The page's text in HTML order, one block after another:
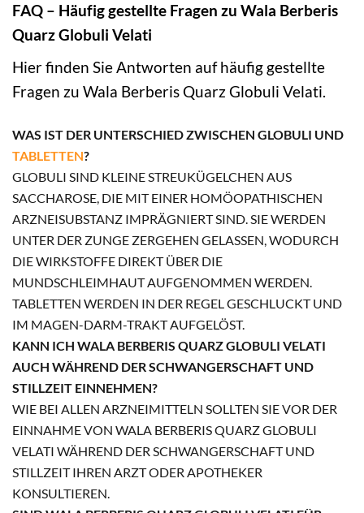
FAQ – Häufig gestellte Fragen zu Wala Berberis
Quarz Globuli Velati
Hier finden Sie Antworten auf häufig gestellte
Fragen zu Wala Berberis Quarz Globuli Velati.
WAS IST DER UNTERSCHIED ZWISCHEN GLOBULI UND
TABLETTEN?
GLOBULI SIND KLEINE STREUKÜGELCHEN AUS
SACCHAROSE, DIE MIT EINER HOMÖOPATHISCHEN
ARZNEISUBSTANZ IMPRÄGNIERT SIND. SIE WERDEN
UNTER DER ZUNGE ZERGEHEN GELASSEN, WODURCH
DIE WIRKSTOFFE DIREKT ÜBER DIE
MUNDSCHLEIMHAUT AUFGENOMMEN WERDEN.
TABLETTEN WERDEN IN DER REGEL GESCHLUCKT UND
IM MAGEN-DARM-TRAKT AUFGELÖST.
KANN ICH WALA BERBERIS QUARZ GLOBULI VELATI
AUCH WÄHREND DER SCHWANGERSCHAFT UND
STILLZEIT EINNEHMEN?
WIE BEI ALLEN ARZNEIMITTELN SOLLTEN SIE VOR DER
EINNAHME VON WALA BERBERIS QUARZ GLOBULI
VELATI WÄHREND DER SCHWANGERSCHAFT UND
STILLZEIT IHREN ARZT ODER APOTHEKER
KONSULTIEREN.